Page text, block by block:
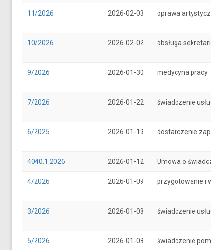
11/2026 2026-02-03 oprawa
10/2026 2026-02-02 obsługa
9/2026 2026-01-30 medycyna pracy
7/2026 2026-01-22 świadczenie
6/2025 2026-01-19 dostarczenie
4040.1.2026 2026-01-12 Umowa o
4/2026 2026-01-09 przygotowanie i
3/2026 2026-01-08 świadczenie
5/2026 2026-01-08 świadczenie